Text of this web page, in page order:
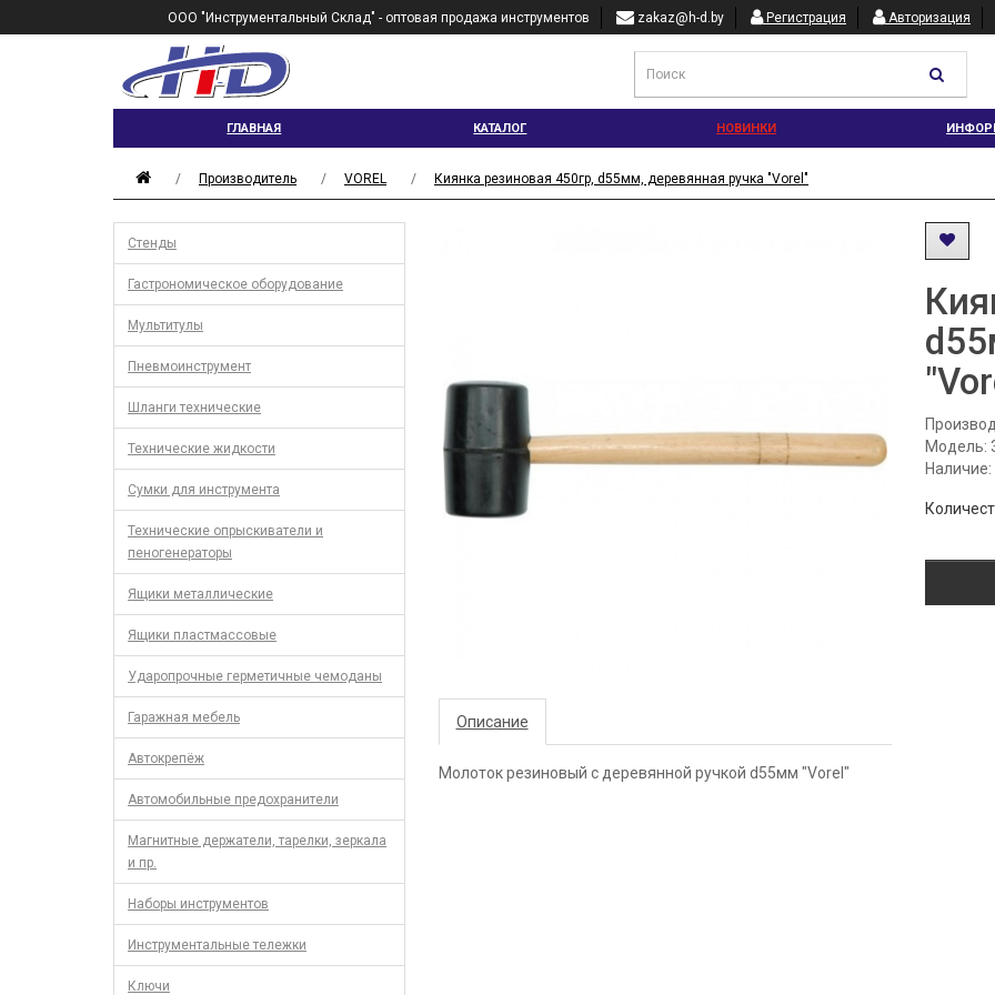
ООО "Инструментальный Склад" - оптовая продажа инструментов zakaz@h-d.by Регистрация Авторизация
ГЛАВНАЯ КАТАЛОГ НОВИНКИ
Производитель VOREL Киянка резиновая 450гр, d55мм, деревянная ручка "Vorel"
Стенды
Гастрономическое оборудование
Мультитулы
Пневмоинструмент
Шланги технические
Технические жидкости
Сумки для инструмента
Технические опрыскиватели и
пеногенераторы
Ящики металлические
Ящики пластмассовые
Ударопрочные герметичные чемоданы
Гаражная мебель
Автокрепёж
Автомобильные предохранители
Магнитные держатели, тарелки, зеркала
и пр.
Наборы инструментов
Инструментальные тележки
Ключи
Описание
Молоток резиновый с деревянной ручкой d55мм "Vorel"
Модель: